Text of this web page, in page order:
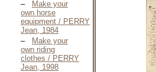
Make your
own horse
equipment / PERRY
Jean, 1984
Make your
own riding
clothes / PERRY
Jean, 1998